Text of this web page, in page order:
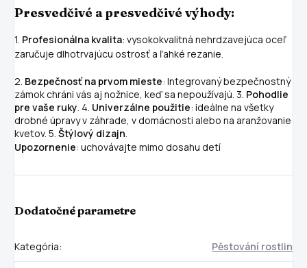
Presvedčivé a presvedčivé výhody:
1. Profesionálna kvalita: vysokokvalitná nehrdzavejúca oceľ
zaručuje dlhotrvajúcu ostrosť a ľahké rezanie.
2. Bezpečnosť na prvom mieste: Integrovaný bezpečnostný
zámok chráni vás aj nožnice, keď sa nepoužívajú. 3. Pohodlie
pre vaše ruky. 4. Univerzálne použitie: ideálne na všetky
drobné úpravy v záhrade, v domácnosti alebo na aranžovanie
kvetov. 5. Štýlový dizajn.
Upozornenie: uchovávajte mimo dosahu detí
Dodatočné parametre
Kategória: Pěstování rostlin